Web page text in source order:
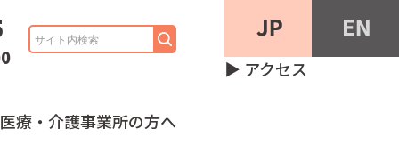
医療・介護事業所の方へ
▶︎ アクセス